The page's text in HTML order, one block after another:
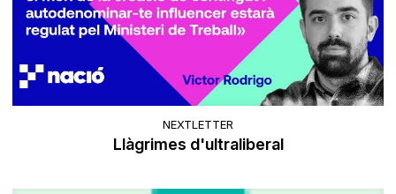
NEXTLETTER
Llàgrimes d'ultraliberal